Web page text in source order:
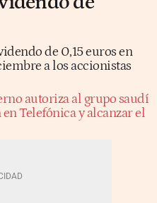
de 0,15 euros en
a los accionistas
autoriza al grupo saudí
Telefónica y alcanzar el